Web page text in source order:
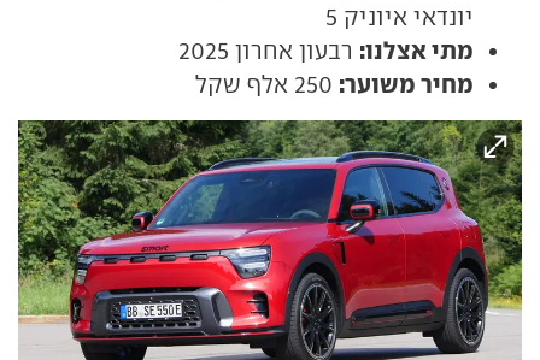
יונדאי איוניק 5
מתי אצלנו: רבעון אחרון 2025
מחיר משוער: